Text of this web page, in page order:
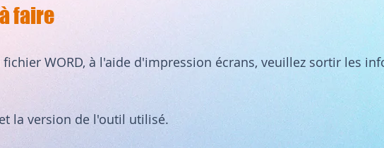
faire
fichier WORD, à l'aide d'impression écrans, veuillez sortir les
la version de l'outil utilisé.